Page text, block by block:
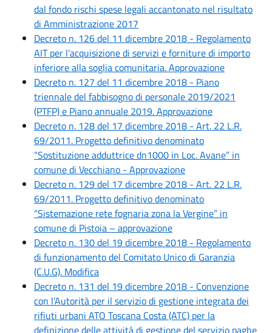
dal fondo rischi spese legali accantonato nel risultato
di Amministrazione 2017
Decreto n. 126 del 11 dicembre 2018 - Regolamento
AIT per l’acquisizione di servizi e forniture di importo
inferiore alla soglia comunitaria. Approvazione
Decreto n. 127 del 11 dicembre 2018 - Piano
triennale del fabbisogno di personale 2019/2021
(PTFP) e Piano annuale 2019. Approvazione
Decreto n. 128 del 17 dicembre 2018 - Art. 22 L.R.
69/2011. Progetto definitivo denominato
“Sostituzione adduttrice dn1000 in Loc. Avane” in
comune di Vecchiano - Approvazione
Decreto n. 129 del 17 dicembre 2018 - Art. 22 L.R.
69/2011. Progetto definitivo denominato
“Sistemazione rete fognaria zona la Vergine” in
comune di Pistoia – approvazione
Decreto n. 130 del 19 dicembre 2018 - Regolamento
di funzionamento del Comitato Unico di Garanzia
(C.U.G). Modifica
Decreto n. 131 del 19 dicembre 2018 - Convenzione
con l’Autorità per il servizio di gestione integrata dei
rifiuti urbani ATO Toscana Costa (ATC) per la
definizione delle attività di gestione del servizio paghe